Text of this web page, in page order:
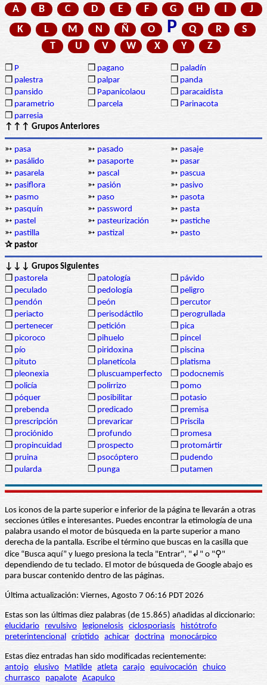
A B C D E F G H I
J
K
L M N Ñ O P Q R
S
T
U V W X Y Z
❒ P ❒ pagano ❒ paladín
❒ palestra ❒ palpar ❒ panda
❒ pansido ❒ Papanicolaou ❒ paracaidista
❒ parametrio ❒ parcela ❒ Parinacota
❒ parresia
↑↑↑ Grupos Anteriores
➳ pasa ➳ pasado ➳ pasaje
➳ pasálido ➳ pasaporte ➳ pasar
➳ pasarela ➳ pascal ➳ pascua
➳ pasiflora ➳ pasión ➳ pasivo
➳ pasmo ➳ paso ➳ pasota
➳ pasquín ➳ password ➳ pasta
➳ pastel ➳ pasteurización ➳ pastiche
➳ pastilla ➳ pastizal ➳ pasto
✰ pastor
↓↓↓ Grupos Siguientes
❒ pastorela ❒ patología ❒ pávido
❒ peculado ❒ pedología ❒ peligro
❒ pendón ❒ peón ❒ percutor
❒ periacto ❒ perisodáctilo ❒ perogrullada
❒ pertenecer ❒ petición ❒ pica
❒ picoroco ❒ pihuelo ❒ pincel
❒ pío ❒ piridoxina ❒ piscina
❒ pituto ❒ planetícola ❒ platisma
❒ pleonexia ❒ pluscuamperfecto ❒ podocnemis
❒ policía ❒ polirrizo ❒ pomo
❒ póquer ❒ posibilitar ❒ potasio
❒ prebenda ❒ predicado ❒ premisa
❒ prescripción ❒ prevaricar ❒ Priscila
❒ prociónido ❒ profundo ❒ promesa
❒ propincuidad ❒ prospecto ❒ protomártir
❒ pruina ❒ psocóptero ❒ pudendo
❒ pularda ❒ punga ❒ putamen
Los iconos de la parte superior e inferior de la página te llevarán a otras
secciones útiles e interesantes. Puedes encontrar la etimología de una
palabra usando el motor de búsqueda en la parte superior a mano
derecha de la pantalla. Escribe el término que buscas en la casilla que
dice “Busca aquí” y luego presiona la tecla "Entrar", "↲" o "⚲"
dependiendo de tu teclado. El motor de búsqueda de Google abajo es
para buscar contenido dentro de las páginas.
Última actualización: Viernes, Agosto 7 06:16 PDT 2026
Estas son las últimas diez palabras (de 15.865) añadidas al diccionario:
elucidario
revulsivo legionelosis ciclosporiasis
histótrofo
preterintencional críptido achicar doctrina monocárpico
Estas diez entradas han sido modificadas recientemente:
antojo elusivo Matilde atleta carajo equivocación
chuico
churrasco
papalote Acapulco